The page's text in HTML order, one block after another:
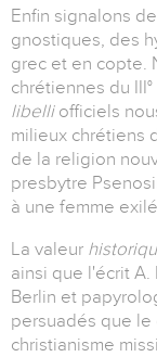
Enfin signalons
gnostiques, des
grec et en copte.
chrétiennes du
libelli officiels
milieux chrétiens
de la religion
presbytre
à une femme
La valeur
ainsi que l'écrit
Berlin et
persuadés que le
christianisme